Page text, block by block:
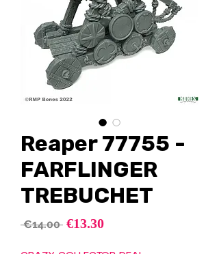
Reaper 77755 -
FARFLINGER
TREBUCHET
€14.00 Regular
€13.30Sale